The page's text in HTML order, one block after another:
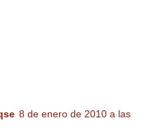
8 de enero de 2010 a las